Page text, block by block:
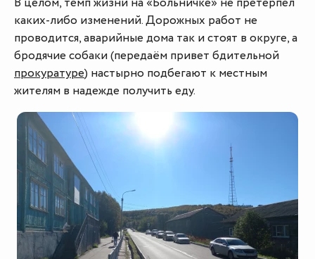
каких-либо изменений. Дорожных работ не
проводится, аварийные дома так и стоят в округе, а
бродячие собаки (передаём привет бдительной
прокуратуре) настырно подбегают к местным
жителям в надежде получить еду.